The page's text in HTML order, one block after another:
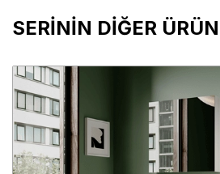
SERİNİN DİĞER